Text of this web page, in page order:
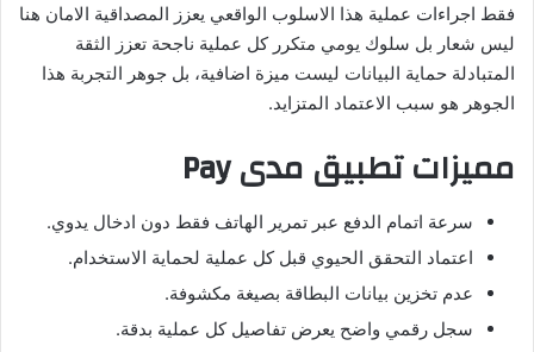
فقط اجراءات عملية هذا الاسلوب الواقعي يعزز المصداقية الامان هنا
ليس شعار بل سلوك يومي متكرر كل عملية ناجحة تعزز الثقة
المتبادلة حماية البيانات ليست ميزة اضافية، بل جوهر التجربة هذا
الجوهر هو سبب الاعتماد المتزايد.
مميزات تطبيق مدىPay
سرعة اتمام الدفع عبر تمرير الهاتف فقط دون ادخال يدوي.
اعتماد التحقق الحيوي قبل كل عملية لحماية الاستخدام.
عدم تخزين بيانات البطاقة بصيغة مكشوفة.
سجل رقمي واضح يعرض تفاصيل كل عملية بدقة.